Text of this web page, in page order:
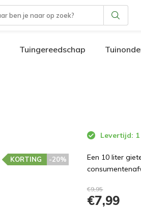
Tuingereedschap
-20%
KORTING
Levertijd:
Een 10 liter
€9,95
€7,99